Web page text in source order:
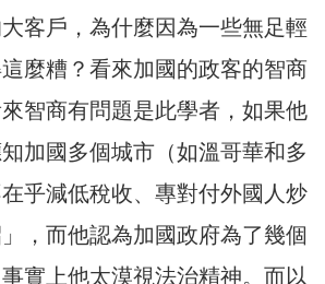
客戶，為什麼因為一些無足輕
麼糟？看來加國的政客的智商
智商有問題是此學者，如果他
加國多個城市（如溫哥華和多
乎減低稅收、專對付外國人炒
，而他認為加國政府為了幾個
實上他太漠視法治精神。而以